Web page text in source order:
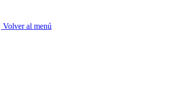
Volver al menú